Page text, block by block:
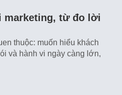
marketing, từ đo lời
thuộc: muốn hiểu khách
và hành vi ngày càng lớn,